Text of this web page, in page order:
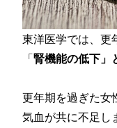
東洋医学では、更
「腎機能の低下」
更年期を過ぎた女
気血が共に不足し